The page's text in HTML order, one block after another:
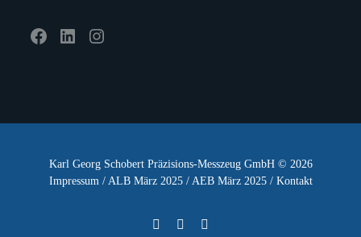
FacebookLinkedIn
Karl Georg Schobert Präzisions-Messzeug GmbH © 2026
Impressum/ ALB März 2025/ AEB März 2025/ Kontakt
FacebookInstagram